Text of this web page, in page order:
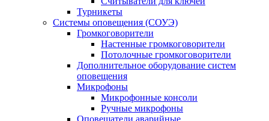
Турникеты
Системы оповещения (СОУЭ)
Громкоговорители
Настенные громкоговорители
Потолочные громкоговорители
Дополнительное оборудование систем
оповещения
Микрофоны
Микрофонные консоли
Ручные микрофоны
Оповещатели аварийные